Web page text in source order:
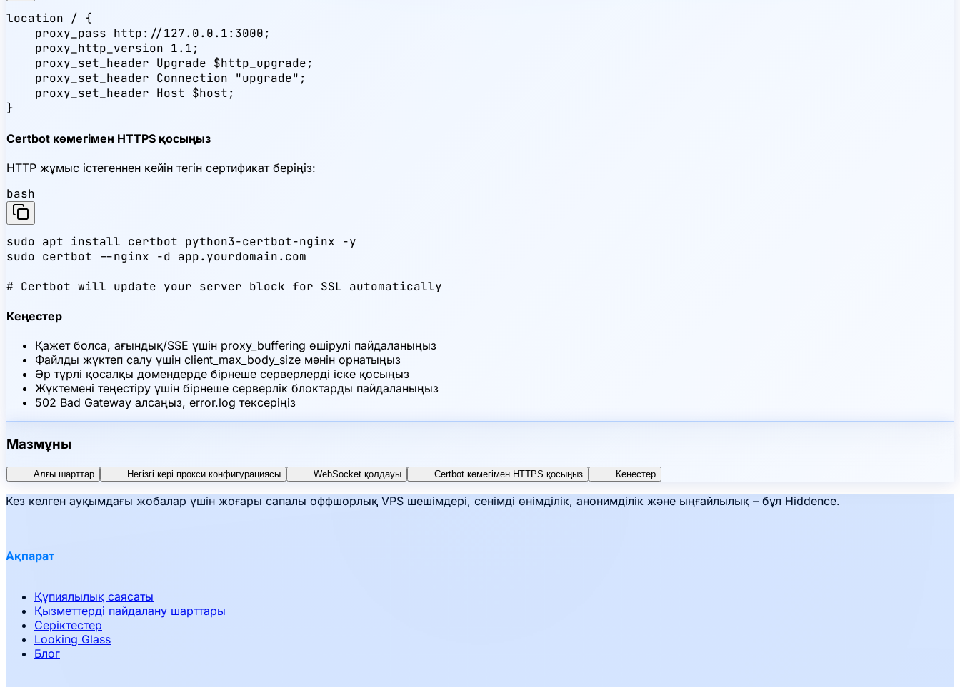
location / {
    proxy_pass http://127.0.0.1:3000;
    proxy_http_version 1.1;
    proxy_set_header Upgrade $http_upgrade;
    proxy_set_header Connection "upgrade";
    proxy_set_header Host $host;
}
Certbot көмегімен HTTPS қосыңыз
HTTP жұмыс істегеннен кейін тегін сертификат беріңіз:
bash
sudo apt install certbot python3-certbot-nginx -y
sudo certbot --nginx -d app.yourdomain.com
# Certbot will update your server block for SSL automatically
Кеңестер
Қажет болса, ағындық/SSE үшін proxy_buffering өшірулі пайдаланыңыз
Файлды жүктеп салу үшін client_max_body_size мәнін орнатыңыз
Әр түрлі қосалқы домендерде бірнеше серверлерді іске қосыңыз
Жүктемені теңестіру үшін бірнеше серверлік блоктарды пайдаланыңыз
502 Bad Gateway алсаңыз, error.log тексеріңіз
Мазмұны
Алғы шарттар Негізгі кері прокси конфигурациясы WebSocket қолдауы Certbot көмегімен HTTPS қосыңыз Кеңестер
Кез келген ауқымдағы жобалар үшін жоғары сапалы оффшорлық VPS шешімдері, сенімді өнімділік, анонимділік және ыңғайлылық – бұл Hiddence.
Ақпарат
Құпиялылық саясаты
Қызметтерді пайдалану шарттары
Серіктестер
Looking Glass
Блог